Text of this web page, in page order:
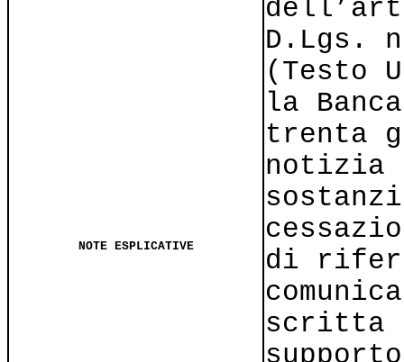
NOTE ESPLICATIVE
D.Lgs.
(Testo
la
trenta
notizia
di
scritta